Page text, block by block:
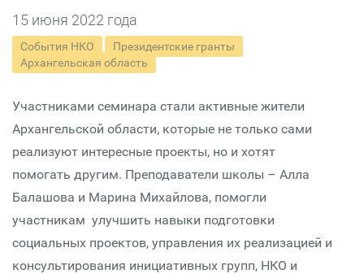
15 июня 2022 года
События НКО
Президентские гранты
Архангельская область
Участниками семинара стали активные жители
Архангельской области, которые не только сами
реализуют интересные проекты, но и хотят
помогать другим. Преподаватели школы – Алла
Балашова и Марина Михайлова, помогли
участникам улучшить навыки подготовки
социальных проектов, управления их реализацией и
консультирования инициативных групп, НКО и